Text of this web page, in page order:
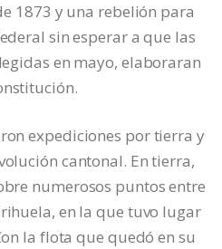
1873 y una rebelión para
sin esperar a que las
en mayo, elaboraran
expediciones por tierra y
cantonal. En tierra,
numerosos puntos entre
en la que tuvo lugar
la flota que quedó en su